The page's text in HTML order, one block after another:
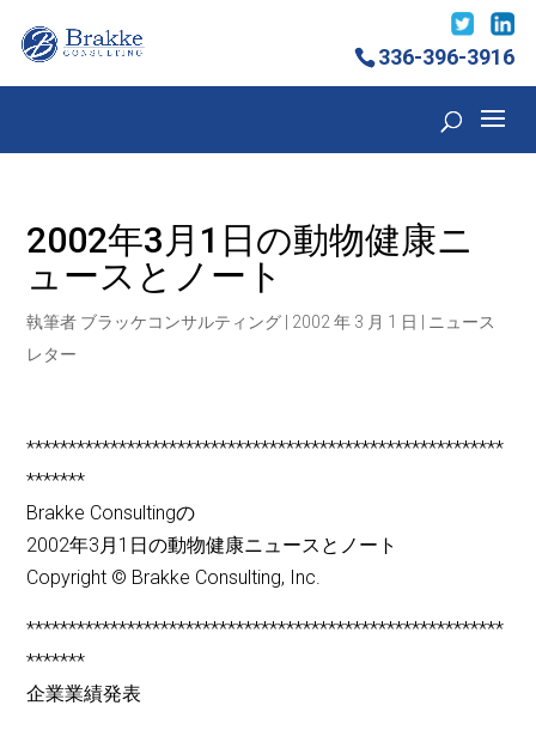
336-396-3916
2002年3月1日の動物健康ニ
ュースとノート
執筆者 ブラッケコンサルティング 2002 年 3 月 1 日
ニュース
レター
*********************************************************
*******
Brakke Consultingの
2002年3月1日の動物健康ニュースとノート
Copyright © Brakke Consulting, Inc.
*********************************************************
*******
企業業績発表